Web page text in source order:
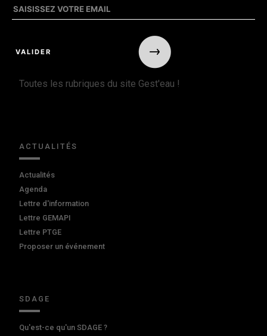
Toutes les rubriques du site Gest'eau !
ACTUALITÉS
Actualités
Agenda
Lettre d'information
Lettre GEMAPI
Lettre PTGE
Proposer un événement
SDAGE
Qu'est-ce qu'un SDAGE ?